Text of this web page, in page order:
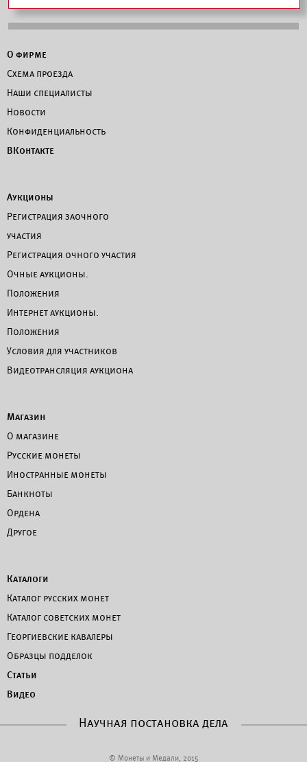
О фирме
Схема проезда
Наши специалисты
Новости
Конфиденциальность
ВКонтакте
Аукционы
Регистрация заочного
участия
Регистрация очного участия
Очные аукционы.
Положения
Интернет аукционы.
Положения
Условия для участников
Видеотрансляция аукциона
Магазин
О магазине
Русские монеты
Иностранные монеты
Банкноты
Ордена
Другое
Каталоги
Каталог русских монет
Каталог советских монет
Георгиевские кавалеры
Образцы подделок
Статьи
Видео
Научная постановка дела
© Монеты и Медали, 2015